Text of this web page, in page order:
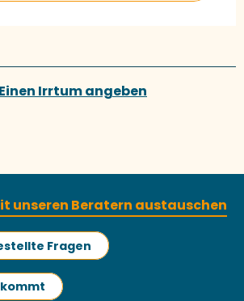
Einen Irrtum angeben
unseren Beratern austauschen
Fragen